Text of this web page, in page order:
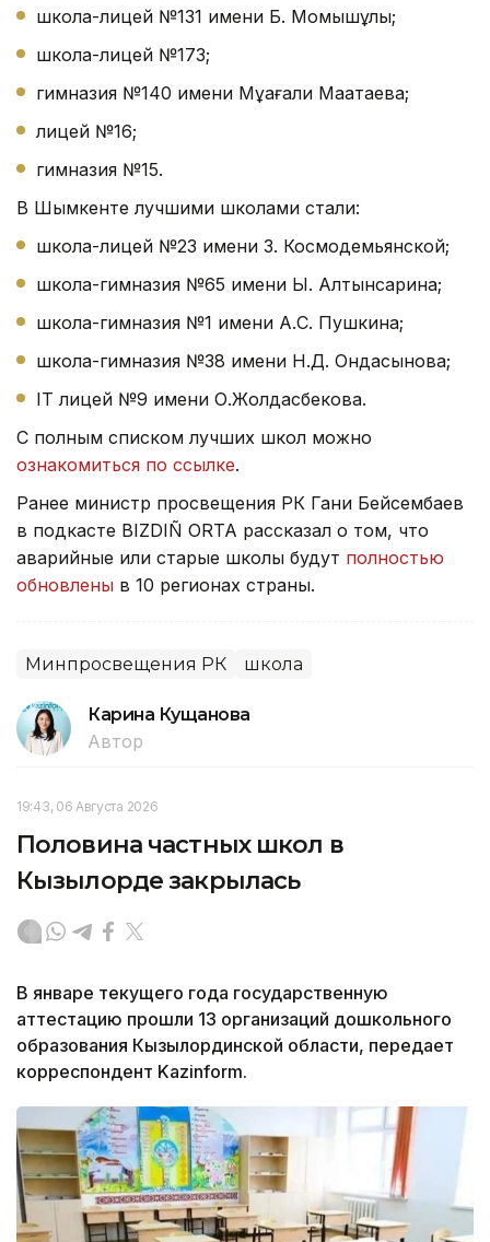
школа-лицей №131 имени Б. Момышұлы;
школа-лицей №173;
гимназия №140 имени Мұқағали Мақатаева;
лицей №16;
гимназия №15.
В Шымкенте лучшими школами стали:
школа-лицей №23 имени З. Космодемьянской;
школа-гимназия №65 имени Ы. Алтынсарина;
школа-гимназия №1 имени А.С. Пушкина;
школа-гимназия №38 имени Н.Д. Ондасынова;
IT лицей №9 имени О.Жолдасбекова.
С полным списком лучших школ можно
ознакомиться по ссылке.
Ранее министр просвещения РК Гани Бейсембаев
в подкасте BIZDIÑ ORTA рассказал о том, что
аварийные или старые школы будут полностью
обновлены в 10 регионах страны.
Минпросвещения РК школа
Карина Кущанова
Автор
19:43, 06 Августа 2026
Половина частных школ в
Кызылорде закрылась
В январе текущего года государственную
аттестацию прошли 13 организаций дошкольного
образования Кызылординской области, передает
корреспондент Kazinform.